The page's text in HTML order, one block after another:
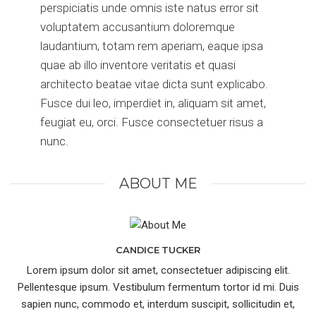
perspiciatis unde omnis iste natus error sit
voluptatem accusantium doloremque
laudantium, totam rem aperiam, eaque ipsa
quae ab illo inventore veritatis et quasi
architecto beatae vitae dicta sunt explicabo.
Fusce dui leo, imperdiet in, aliquam sit amet,
feugiat eu, orci. Fusce consectetuer risus a
nunc.
ABOUT ME
CANDICE TUCKER
Lorem ipsum dolor sit amet, consectetuer adipiscing elit.
Pellentesque ipsum. Vestibulum fermentum tortor id mi. Duis
sapien nunc, commodo et, interdum suscipit, sollicitudin et,